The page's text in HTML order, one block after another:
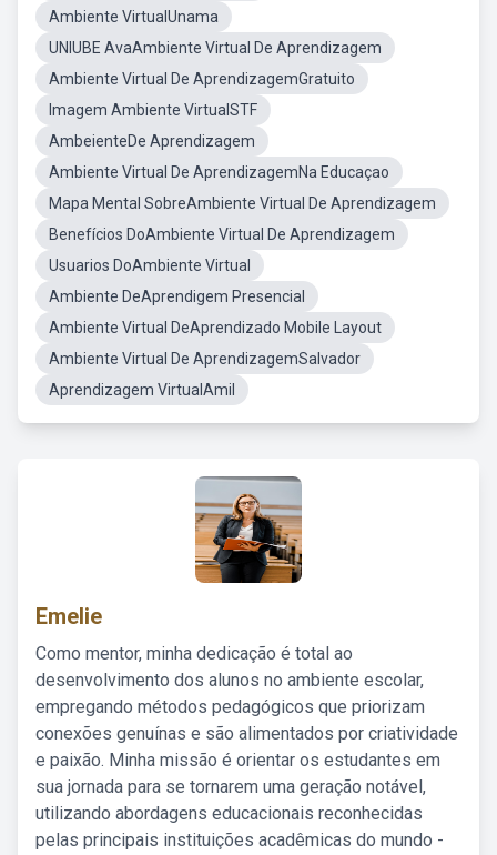
Ambiente VirtualUnama
UNIUBE AvaAmbiente Virtual De Aprendizagem
Ambiente Virtual De AprendizagemGratuito
Imagem Ambiente VirtualSTF
AmbeienteDe Aprendizagem
Ambiente Virtual De AprendizagemNa Educaçao
Mapa Mental SobreAmbiente Virtual De Aprendizagem
Benefícios DoAmbiente Virtual De Aprendizagem
Usuarios DoAmbiente Virtual
Ambiente DeAprendigem Presencial
Ambiente Virtual DeAprendizado Mobile Layout
Ambiente Virtual De AprendizagemSalvador
Aprendizagem VirtualAmil
Emelie
Como mentor, minha dedicação é total ao
desenvolvimento dos alunos no ambiente escolar,
empregando métodos pedagógicos que priorizam
conexões genuínas e são alimentados por criatividade
e paixão. Minha missão é orientar os estudantes em
sua jornada para se tornarem uma geração notável,
utilizando abordagens educacionais reconhecidas
pelas principais instituições acadêmicas do mundo -